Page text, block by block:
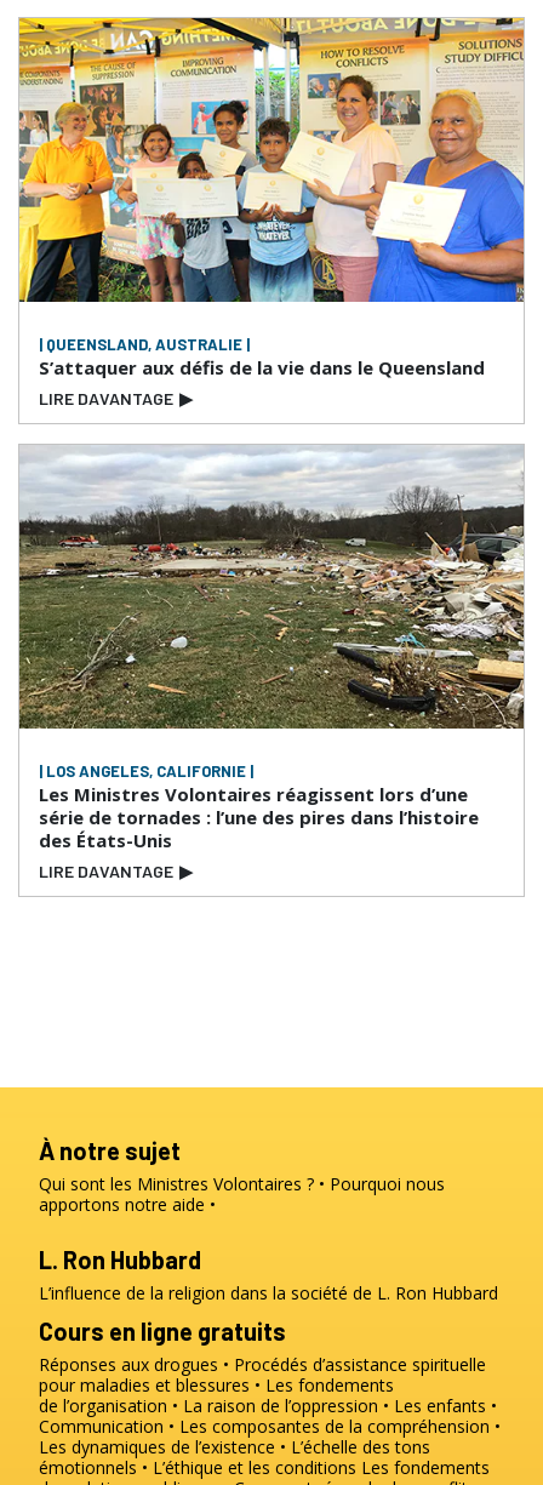
| QUEENSLAND, AUSTRALIE |
S’attaquer aux défis de la vie dans le Queensland
LIRE DAVANTAGE ▶
| LOS ANGELES, CALIFORNIE |
Les Ministres Volontaires réagissent lors d’une
série de tornades : l’une des pires dans l’histoire
des États-Unis
LIRE DAVANTAGE ▶
À notre sujet
Qui sont les Ministres Volontaires ?
Pourquoi nous
apportons notre aide
L. Ron Hubbard
L’influence de la religion dans la société de L. Ron Hubbard
Cours en ligne gratuits
Réponses aux drogues
Procédés d’assistance spirituelle
pour maladies et blessures
Les fondements
de l’organisation
La raison de l’oppression
Les enfants
Communication
Les composantes de la compréhension
Les dynamiques de l’existence
L’échelle des tons
émotionnels
L’éthique et les conditions Les fondements